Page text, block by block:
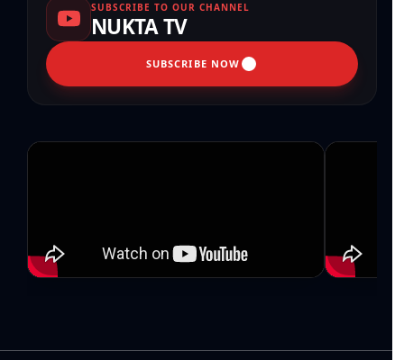
SUBSCRIBE TO OUR CHANNEL
NUKTA TV
SUBSCRIBE NOW